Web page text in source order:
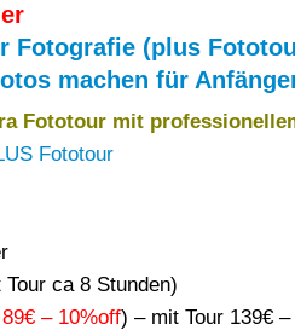
Fotografie (plus
machen für
Fototour mit
Fototour
ca 8 Stunden)
– 10%off) – mit Tour 139€ –